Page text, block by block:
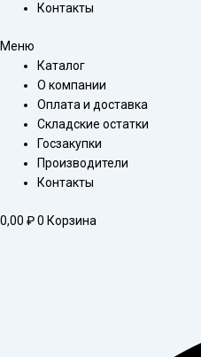
Контакты
Меню
Каталог
О компании
Оплата и доставка
Складские остатки
Госзакупки
Производители
Контакты
0,00 ₽0 Корзина